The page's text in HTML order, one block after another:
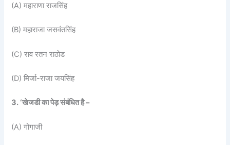
(A) महाराणा राजसिंह
(B) महाराजा जसवंतसिंह
(C) राव रतन राठोड
(D) मिर्जा-राजा जयसिंह
3. ‘खेजडी का पेड़ संबंधित है –
(A) गोगाजी